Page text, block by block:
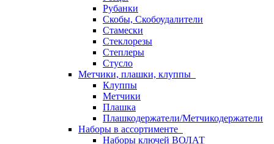
Рубанки
Скобы, Скобоудалители
Стамески
Стеклорезы
Степлеры
Стусло
Метчики, плашки, клуппы
Клуппы
Метчики
Плашка
Плашкодержатели/Метчикодержатели
Наборы в ассортименте
Наборы ключей ВОЛАТ